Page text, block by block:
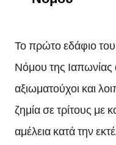
Το πρώτο εδάφιο
Νόμου της Ιαπωνίας
αξιωματούχοι και
ζημία σε τρίτους
αμέλεια κατά την